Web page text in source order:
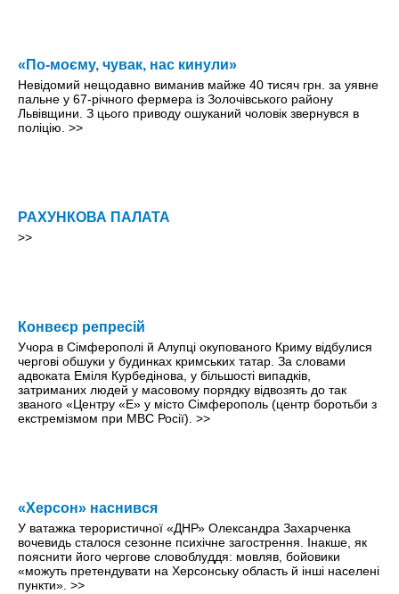
«По-моєму, чувак, нас кинули»
Невідомий нещодавно виманив майже 40 тисяч грн. за уявне
пальне у 67-річного фермера із Золочівського району
Львівщини. З цього приводу ошуканий чоловік звернувся в
поліцію. >>
РАХУНКОВА ПАЛАТА
>>
Конвеєр репресій
Учора в Сімферополі й Алупці окупованого Криму відбулися
чергові обшуки у будинках кримських татар. За словами
адвоката Еміля Курбедінова, у більшості випадків,
затриманих людей у масовому порядку відвозять до так
званого «Центру «Е» у місто Сімферополь (центр боротьби з
екстремізмом при МВС Росії). >>
«Херсон» наснився
У ватажка терористичної «ДНР» Олександра Захарченка
вочевидь сталося сезонне психічне загострення. Інакше, як
пояснити його чергове словоблуддя: мовляв, бойовики
«можуть претендувати на Херсонську область й інші населені
пункти». >>